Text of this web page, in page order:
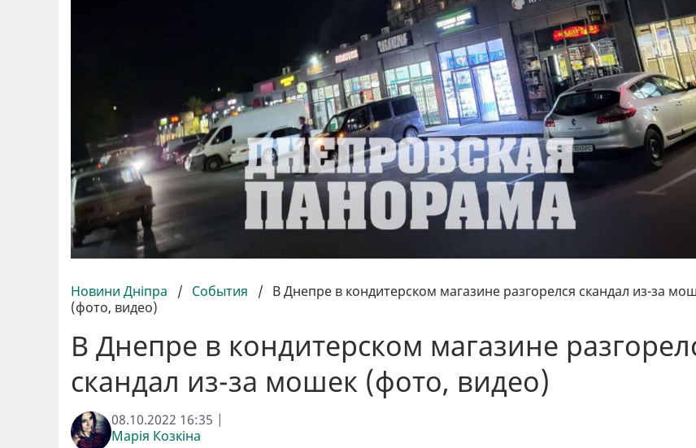
Новини Дніпра / События / В Днепре в кондитерском магазине разгорелся скандал из-за
(фото, видео)
В Днепре в кондитерском магазине
скандал из-за мошек (фото, видео)
08.10.2022 16:35 |
Марія Козкіна